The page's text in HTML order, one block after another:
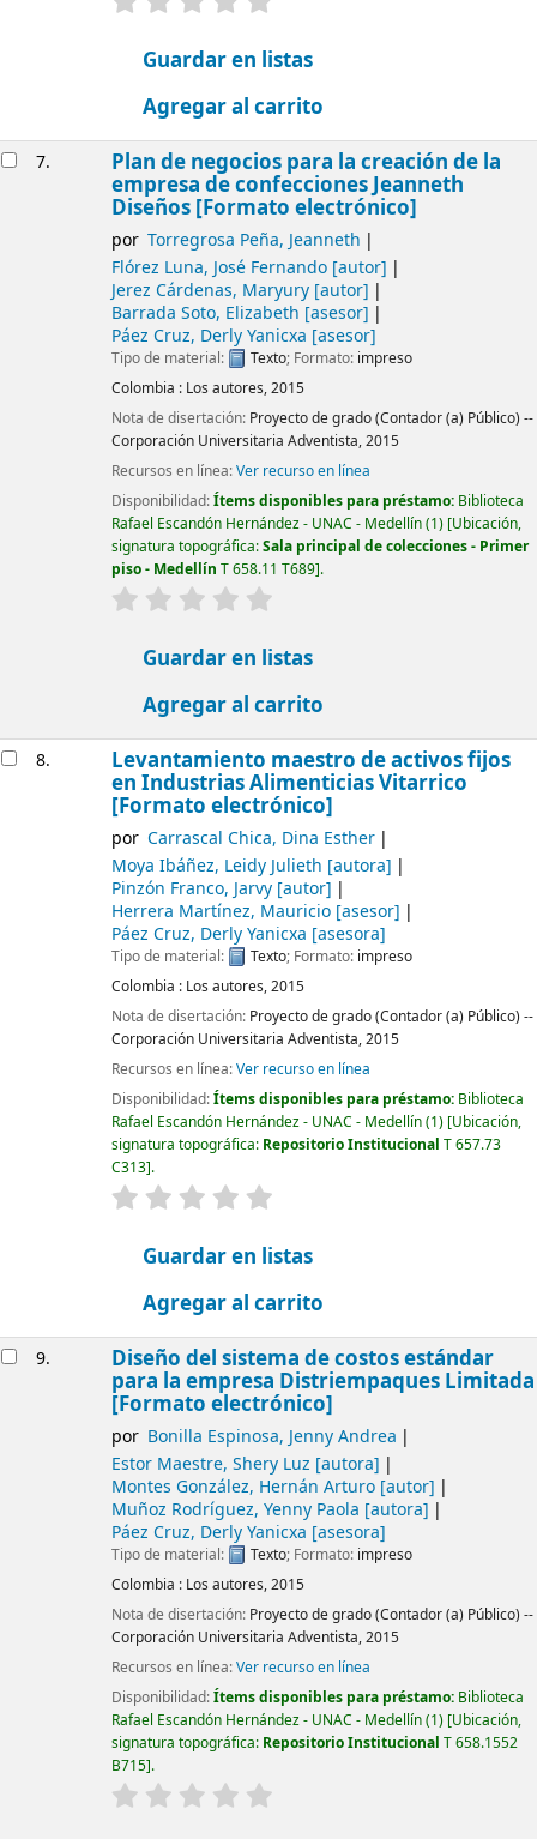
Guardar en listas
Agregar al carrito
7. Plan de negocios para la creación de la
empresa de confecciones Jeanneth
Diseños [Formato electrónico]
por Torregrosa Peña, Jeanneth
Flórez Luna, José Fernando[autor]
Jerez Cárdenas, Maryury[autor]
Barrada Soto, Elizabeth [asesor]
Páez Cruz, Derly Yanicxa [asesor]
Tipo de material: Texto; Formato: impreso
Colombia : Los autores,2015
Nota de disertación: Proyecto de grado (Contador (a) Público) --
Corporación Universitaria Adventista, 2015
Recursos en línea:Ver recurso en línea
Disponibilidad:Ítems disponibles para préstamo: Biblioteca
Rafael Escandón Hernández - UNAC - Medellín(1) Ubicación,
signatura topográfica:Sala principal de colecciones - Primer
piso - Medellín T 658.11 T689 .
valoración
Guardar en listas
Agregar al carrito
8. Levantamiento maestro de activos fijos
en Industrias Alimenticias Vitarrico
[Formato electrónico]
por Carrascal Chica, Dina Esther
Moya Ibáñez, Leidy Julieth [autora]
Pinzón Franco, Jarvy[autor]
Herrera Martínez, Mauricio[asesor]
Páez Cruz, Derly Yanicxa [asesora]
Tipo de material: Texto; Formato: impreso
Colombia : Los autores,2015
Nota de disertación: Proyecto de grado (Contador (a) Público) --
Corporación Universitaria Adventista, 2015
Recursos en línea:Ver recurso en línea
Disponibilidad:Ítems disponibles para préstamo: Biblioteca
Rafael Escandón Hernández - UNAC - Medellín(1) Ubicación,
signatura topográfica: Repositorio Institucional T 657.73
C313 .
valoración
Guardar en listas
Agregar al carrito
9. Diseño del sistema de costos estándar
para la empresa Distriempaques Limitada
[Formato electrónico]
por Bonilla Espinosa, Jenny Andrea
Estor Maestre, Shery Luz [autora]
Montes González, Hernán Arturo[autor]
Muñoz Rodríguez, Yenny Paola [autora]
Páez Cruz, Derly Yanicxa [asesora]
Tipo de material: Texto; Formato: impreso
Colombia : Los autores,2015
Nota de disertación: Proyecto de grado (Contador (a) Público) --
Corporación Universitaria Adventista, 2015
Recursos en línea:Ver recurso en línea
Disponibilidad:Ítems disponibles para préstamo: Biblioteca
Rafael Escandón Hernández - UNAC - Medellín(1) Ubicación,
signatura topográfica: Repositorio Institucional T 658.1552
B715 .
valoración